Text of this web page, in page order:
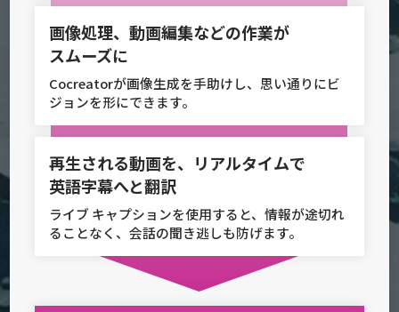
画像処理、動画編集などの作業が
スムーズに
Cocreatorが画像生成を手助けし、思い通りにビ
ジョンを形にできます。
再生される動画を、リアルタイムで
英語字幕へと翻訳
ライブ キャプションを使用すると、情報が途切れ
ることなく、会話の聞き逃しも防げます。